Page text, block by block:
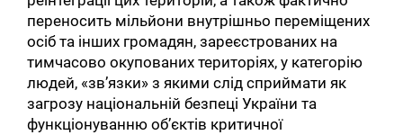
переносить мільйони внутрішньо переміщених
осіб та інших громадян, зареєстрованих на
тимчасово окупованих територіях, у категорію
людей, «зв’язки» з якими слід сприймати як
загрозу національній безпеці України та
функціонуванню об’єктів критичної